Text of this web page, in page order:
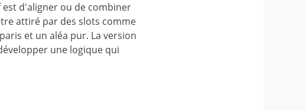
d'aligner ou de combiner
attiré par des slots comme
et un aléa pur. La version
une logique qui